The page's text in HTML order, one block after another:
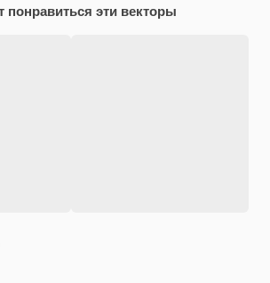
понравиться эти векторы